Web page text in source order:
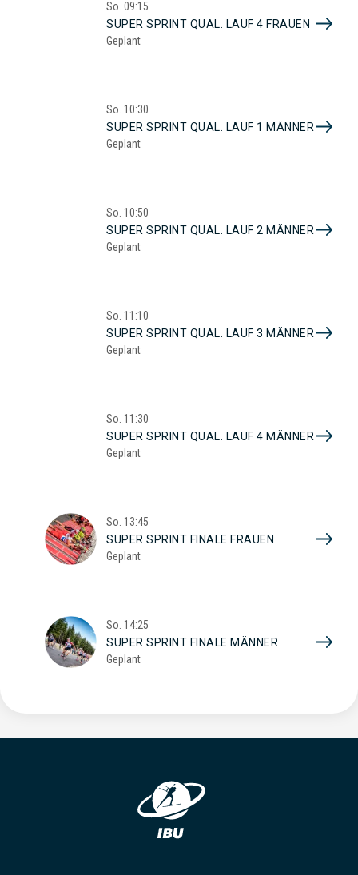
So. 09:15
SUPER SPRINT QUAL. LAUF 4 FRAUEN
Geplant
So. 10:30
SUPER SPRINT QUAL. LAUF 1 MÄNNER
Geplant
So. 10:50
SUPER SPRINT QUAL. LAUF 2 MÄNNER
Geplant
So. 11:10
SUPER SPRINT QUAL. LAUF 3 MÄNNER
Geplant
So. 11:30
SUPER SPRINT QUAL. LAUF 4 MÄNNER
Geplant
So. 13:45
SUPER SPRINT FINALE FRAUEN
Geplant
So. 14:25
SUPER SPRINT FINALE MÄNNER
Geplant